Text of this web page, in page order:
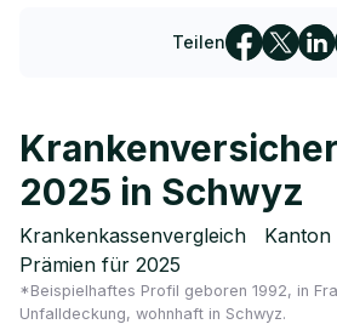
Teilen
2025 in Schwyz
Krankenkassenvergleich
Prämien für 2025
*Beispielhaftes Profil geboren 1992, in
Unfalldeckung, wohnhaft in Schwyz.